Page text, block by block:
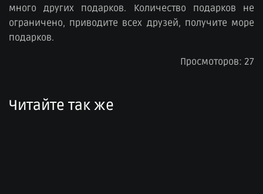
много других подарков. Количество подарков не
ограничено, приводите всех друзей, получите море
подарков.
Просмоторов: 27
Читайте так же